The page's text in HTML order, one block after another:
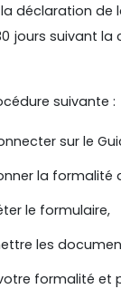
déclaration
jours suivant
suivante :
sur le
la formalité
le formulaire,
les
formalité et